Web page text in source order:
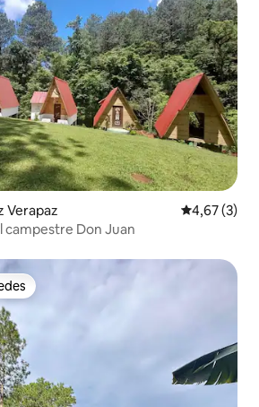
Verapaz 4,67 de
4,67 (3)
campestre Don Juan